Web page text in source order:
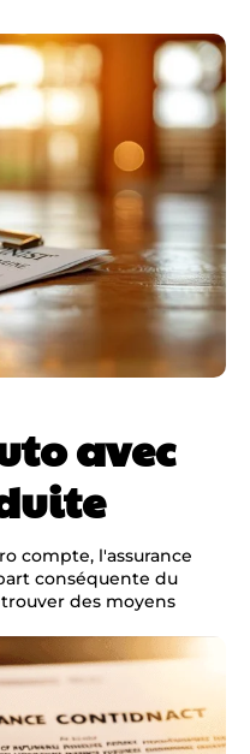
avec
compte, l'assurance
conséquente du
des moyens